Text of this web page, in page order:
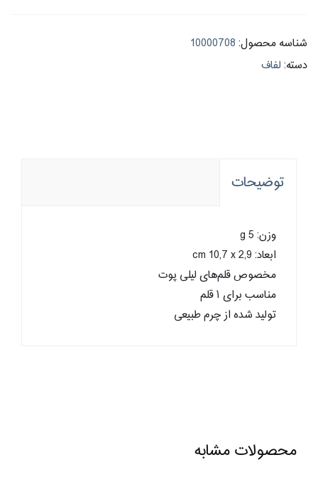
شناسه محصول: 10000708
دسته: لفاف
توضیحات
وزن: 5 g
ابعاد: cm 10,7 x 2,9
مخصوص قلم‌های لیلی پوت
مناسب برای ۱ قلم
تولید شده از چرم طبیعی
محصولات مشابه